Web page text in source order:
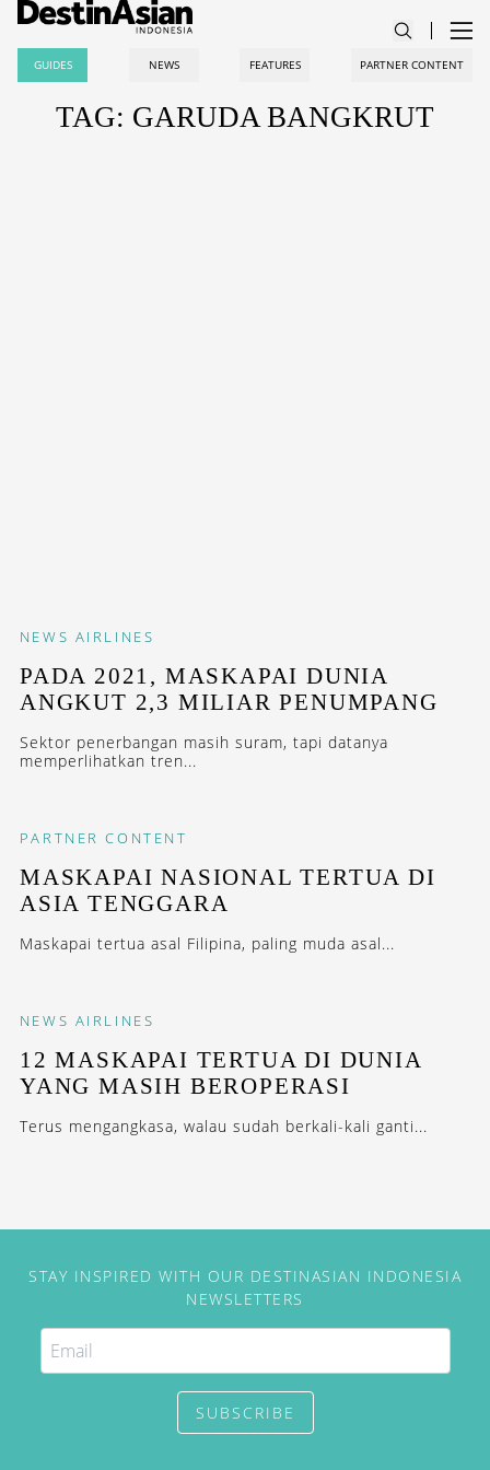
GUIDES NEWS FEATURES PARTNER CONTENT
TAG: GARUDA BANGKRUT
NEWS AIRLINES
PADA 2021, MASKAPAI DUNIA
ANGKUT 2,3 MILIAR PENUMPANG
Sektor penerbangan masih suram, tapi datanya
memperlihatkan tren...
PARTNER CONTENT
MASKAPAI NASIONAL TERTUA DI
ASIA TENGGARA
Maskapai tertua asal Filipina, paling muda asal...
NEWS AIRLINES
12 MASKAPAI TERTUA DI DUNIA
YANG MASIH BEROPERASI
Terus mengangkasa, walau sudah berkali-kali ganti...
STAY INSPIRED WITH OUR DESTINASIAN INDONESIA
NEWSLETTERS
SUBSCRIBE